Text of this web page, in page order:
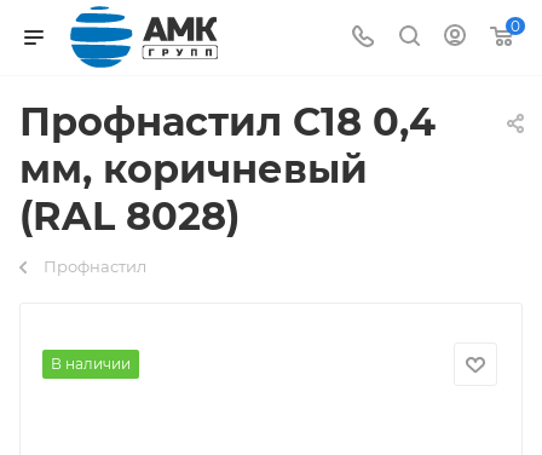
0
Профнастил С18 0,4
мм, коричневый
(RAL 8028)
Профнастил
В наличии